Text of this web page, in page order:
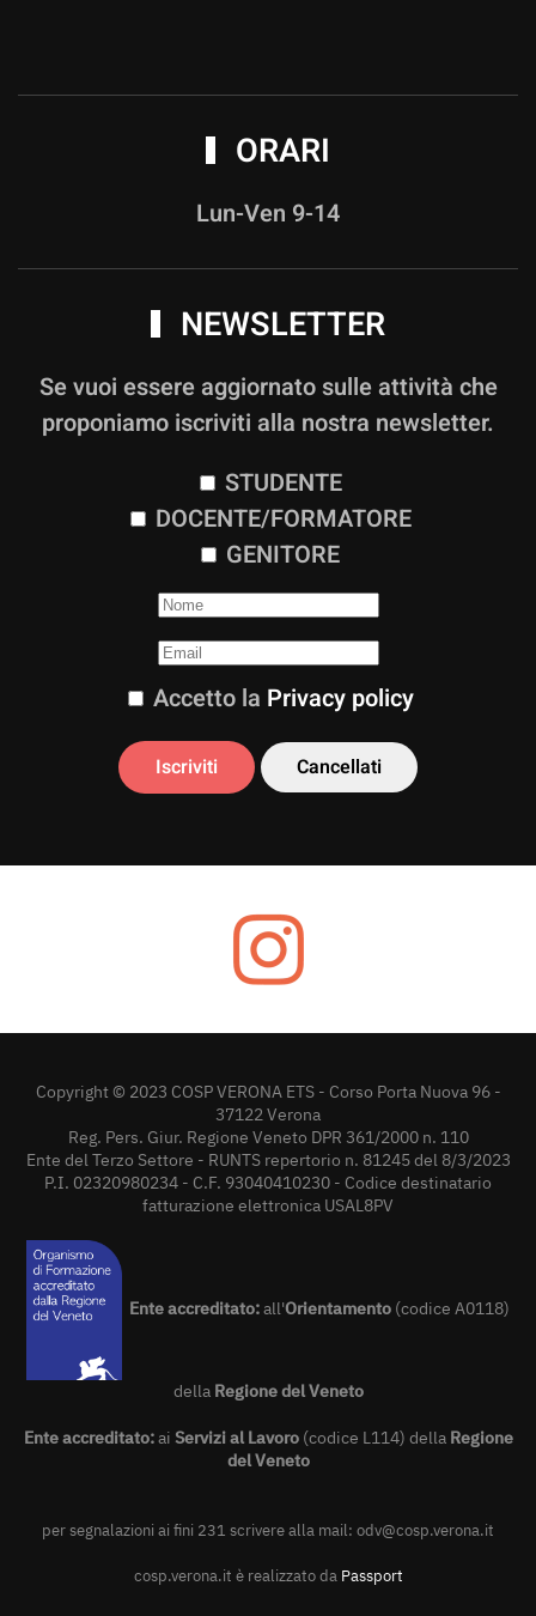
ORARI
Lun-Ven 9-14
NEWSLETTER
Se vuoi essere aggiornato sulle attività che
proponiamo iscriviti alla nostra newsletter.
STUDENTE
DOCENTE/FORMATORE
GENITORE
Accetto la Privacy policy
Copyright © 2023 COSP VERONA ETS - Corso Porta Nuova 96 -
37122 Verona
Reg. Pers. Giur. Regione Veneto DPR 361/2000 n. 110
Ente del Terzo Settore - RUNTS repertorio n. 81245 del 8/3/2023
P.I. 02320980234 - C.F. 93040410230 - Codice destinatario
fatturazione elettronica USAL8PV
Ente accreditato:all'Orientamento (codice A0118)
della Regione del Veneto
Ente accreditato:ai Servizi al Lavoro(codice L114) della Regione
del Veneto
per segnalazioni ai fini 231 scrivere alla mail: odv@cosp.verona.it
cosp.verona.it è realizzato da Passport